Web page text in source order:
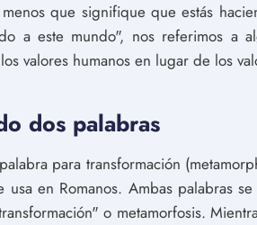
que signifique que estás
a este mundo", nos referimos a
valores humanos en lugar de los
dos palabras
para transformación
usa en Romanos. Ambas palabras
o metamorfosis.